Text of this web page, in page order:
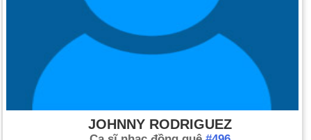
JOHNNY RODRIGUEZ